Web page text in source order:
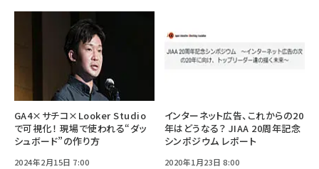
GA4×サチコ×Looker Studio
で可視化！ 現場で使われる“ダッ
シュボード”の作り方
2024年2月15日 7:00
インターネット広告、これからの20
年はどうなる？ JIAA 20周年記念
シンポジウム レポート
2020年1月23日 8:00